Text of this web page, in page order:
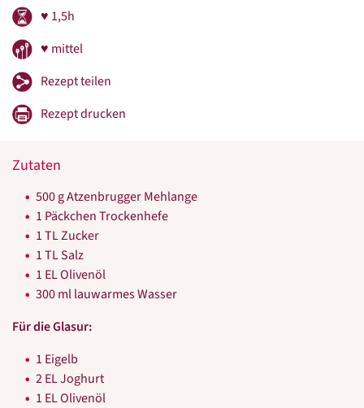
♥ 1,5h
♥ mittel
Rezept teilen
Rezept drucken
Zutaten
500 g Atzenbrugger Mehlange
1 Päckchen Trockenhefe
1 TL Zucker
1 TL Salz
1 EL Olivenöl
300 ml lauwarmes Wasser
Für die Glasur:
1 Eigelb
2 EL Joghurt
1 EL Olivenöl